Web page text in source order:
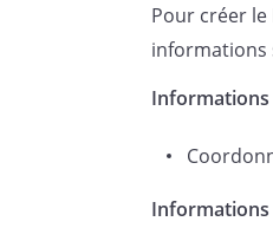
Pour créer le
informations
Informations
Informations